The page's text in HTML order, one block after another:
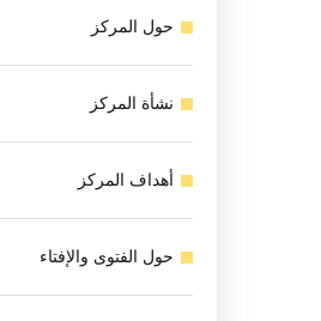
حول المركز
نشأة المركز
أهداف المركز
حول الفتوى والإفتاء